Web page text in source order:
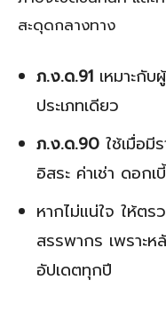
สะดุดกลางทาง
ภ.ง.ด.91 เหมาะกั
ประเภทเดียว
ภ.ง.ด.90 ใช้เมื่อมี
อิสระ ค่าเช่า ดอก
หากไม่แน่ใจ ให้ต
สรรพากร เพราะ
อัปเดตทุกปี